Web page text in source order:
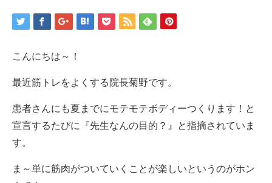
こんにちは～！
最近筋トレをよくする院長菊野です。
患者さんにも夏までにモテモテボディーつくります！と
宣言するたびに『先生なんの目的？』と指摘されていま
す。
ま～単に筋肉がついていくことが楽しいというのがホン